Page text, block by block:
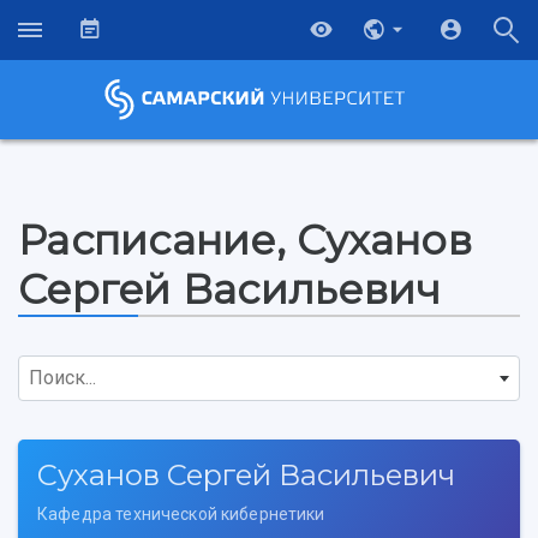
НАЗАД
Расписание, Суханов
Сергей Васильевич
Поиск...
Суханов Сергей Васильевич
Кафедра технической кибернетики